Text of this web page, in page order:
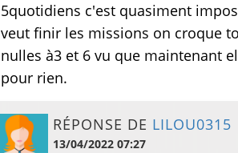
5quotidiens c'est quasiment
veut finir les missions on croque
nulles à3 et 6 vu que maintenant
pour rien.
RÉPONSE DE LILOU0315
13/04/2022 07:27